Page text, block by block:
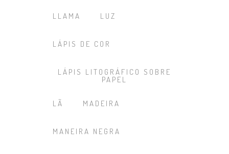
LLAMA LUZ
LÁPIS DE COR
LÁPIS LITOGRÁFICO SOBRE
PAPEL
LÃ MADEIRA
MANEIRA NEGRA